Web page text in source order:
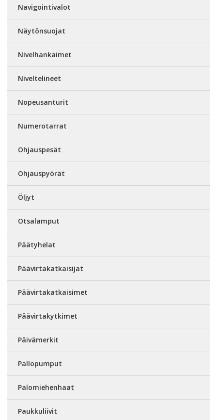
Navigointivalot
Näytönsuojat
Nivelhankaimet
Niveltelineet
Nopeusanturit
Numerotarrat
Ohjauspesät
Ohjauspyörät
Öljyt
Otsalamput
Päätyhelat
Päävirtakatkaisijat
Päävirtakatkaisimet
Päävirtakytkimet
Päivämerkit
Pallopumput
Palomiehenhaat
Paukkuliivit